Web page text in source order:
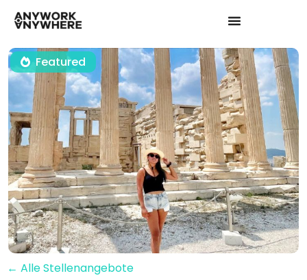
Featured
← Alle Stellenangebote